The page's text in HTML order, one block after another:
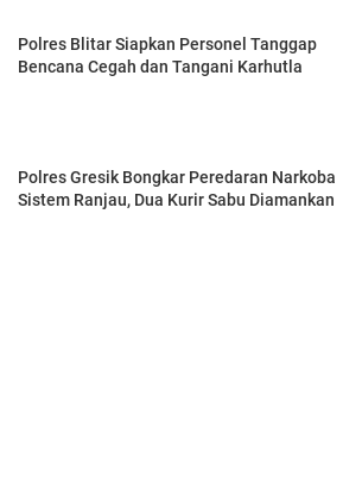
Polres Blitar Siapkan Personel Tanggap
Bencana Cegah dan Tangani Karhutla
Polres Gresik Bongkar Peredaran Narkoba
Sistem Ranjau, Dua Kurir Sabu Diamankan